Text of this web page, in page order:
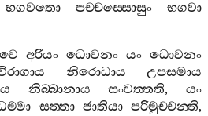
භගවතො පච‍්චස‍්සොසුං
භගවා
අරියං ධොවනං යං ධොවනං
නිරොධාය
උපසමාය
නිබ‍්බානාය සංවත‍්තති, යං
සත‍්තා ජාතියා පරිමුච‍්චන‍්ති,